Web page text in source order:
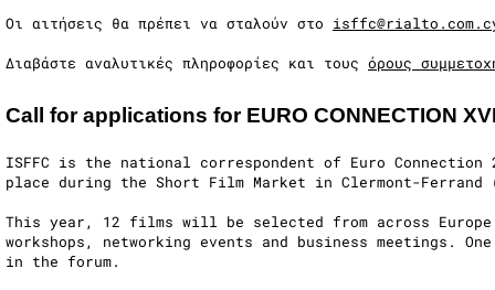
Οι αιτήσεις θα πρέπει να σταλούν στο
Διαβάστε αναλυτικές πληροφορίες και τους όρους
Call for applications for EURO CONNECTION
ISFFC is the national correspondent of Euro
place during the Short Film Market in Clermont-Ferrand
This year, 12 films will be selected from across
workshops, networking events and business meetings.
in the forum.